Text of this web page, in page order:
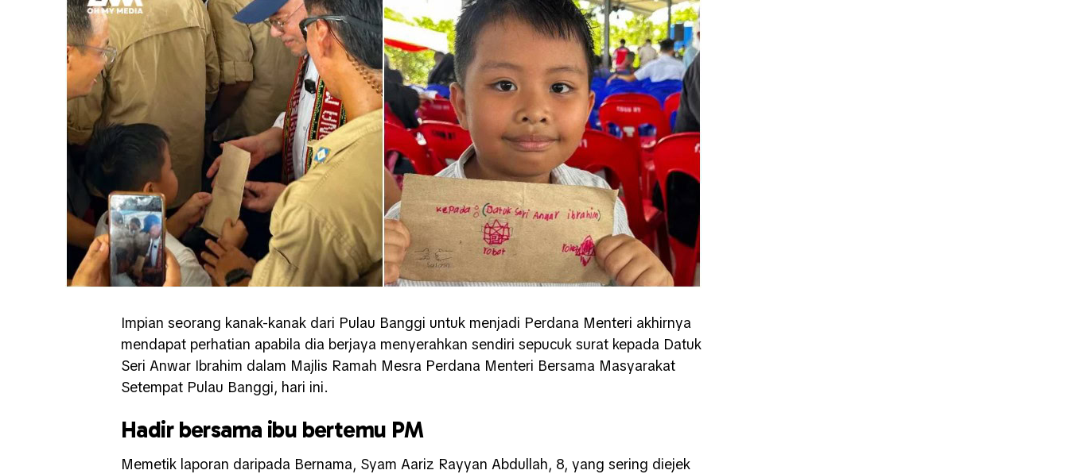
Impian seorang kanak-kanak dari Pulau Banggi untuk menjadi Perdana Menteri akhirnya
mendapat perhatian apabila dia berjaya menyerahkan sendiri sepucuk surat kepada Datuk
Seri Anwar Ibrahim dalam Majlis Ramah Mesra Perdana Menteri Bersama Masyarakat
Setempat Pulau Banggi, hari ini.
Hadir bersama ibu bertemu PM
Memetik laporan daripada Bernama, Syam Aariz Rayyan Abdullah, 8, yang sering diejek